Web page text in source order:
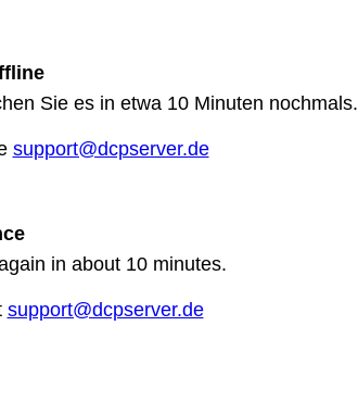
Sie es in etwa 10 Minuten nochmals.
support@dcpserver.de
in about 10 minutes.
support@dcpserver.de